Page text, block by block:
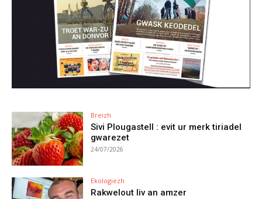
Breizh
Sivi Plougastell : evit ur merk tiriadel
gwarezet
24/07/2026
Ekologiezh
Rakwelout liv an amzer